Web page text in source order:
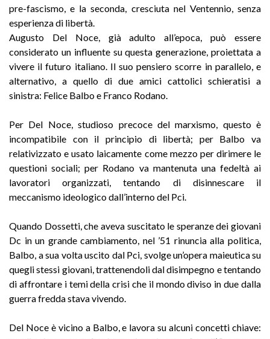
pre-fascismo, e la seconda, cresciuta nel Ventennio, senza
esperienza di libertà.
Augusto Del Noce, già adulto all’epoca, può essere
considerato un influente su questa generazione, proiettata a
vivere il futuro italiano. Il suo pensiero scorre in parallelo, e
alternativo, a quello di due amici cattolici schieratisi a
sinistra: Felice Balbo e Franco Rodano.
Per Del Noce, studioso precoce del marxismo, questo è
incompatibile con il principio di libertà; per Balbo va
relativizzato e usato laicamente come mezzo per dirimere le
questioni sociali; per Rodano va mantenuta una fedeltà ai
lavoratori organizzati, tentando di disinnescare il
meccanismo ideologico dall’interno del Pci.
Quando Dossetti, che aveva suscitato le speranze dei giovani
Dc in un grande cambiamento, nel ’51 rinuncia alla politica,
Balbo, a sua volta uscito dal Pci, svolge un’opera maieutica su
quegli stessi giovani, trattenendoli dal disimpegno e tentando
di affrontare i temi della crisi che il mondo diviso in due dalla
guerra fredda stava vivendo.
Del Noce è vicino a Balbo, e lavora su alcuni concetti chiave: